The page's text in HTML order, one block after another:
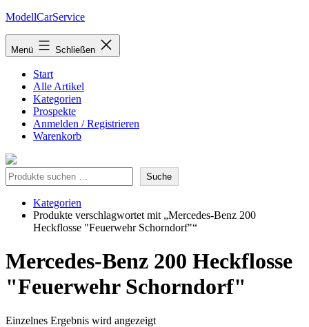
Zum
springen
ModellCarService
Menü Schließen
Start
Alle Artikel
Kategorien
Prospekte
Anmelden / Registrieren
Warenkorb
Suche Suche
Kategorien
Produkte verschlagwortet mit „Mercedes-Benz 200
Heckflosse "Feuerwehr Schorndorf"“
Mercedes-Benz 200 Heckflosse
"Feuerwehr Schorndorf"
Einzelnes Ergebnis wird angezeigt